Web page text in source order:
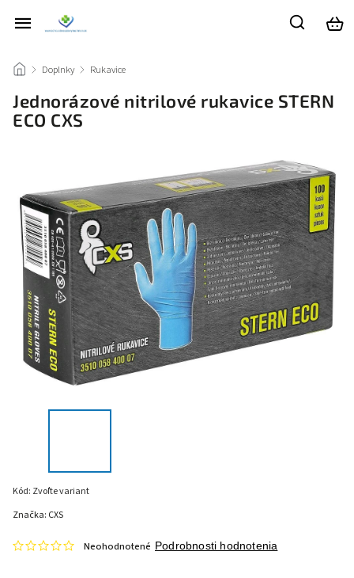
/ Doplnky / Rukavice
Jednorázové nitrilové rukavice STERN
ECO CXS
Kód: Zvoľte variant
Neohodnotené Podrobnosti hodnotenia
Značka: CXS